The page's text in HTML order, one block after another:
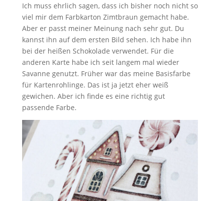
Ich muss ehrlich sagen, dass ich bisher noch nicht so
viel mir dem Farbkarton Zimtbraun gemacht habe.
Aber er passt meiner Meinung nach sehr gut. Du
kannst ihn auf dem ersten Bild sehen. Ich habe ihn
bei der heißen Schokolade verwendet. Für die
anderen Karte habe ich seit langem mal wieder
Savanne genutzt. Früher war das meine Basisfarbe
für Kartenrohlinge. Das ist ja jetzt eher weiß
gewichen. Aber ich finde es eine richtig gut
passende Farbe.